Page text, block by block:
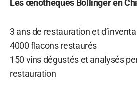
Les œnothèques Bollinger en
3 ans de restauration et
4000 flacons restaurés
150 vins dégustés et analysés
restauration